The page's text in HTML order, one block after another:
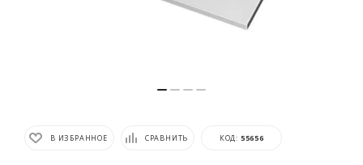
В ИЗБРАННОЕ СРАВНИТЬ КОД: 55656